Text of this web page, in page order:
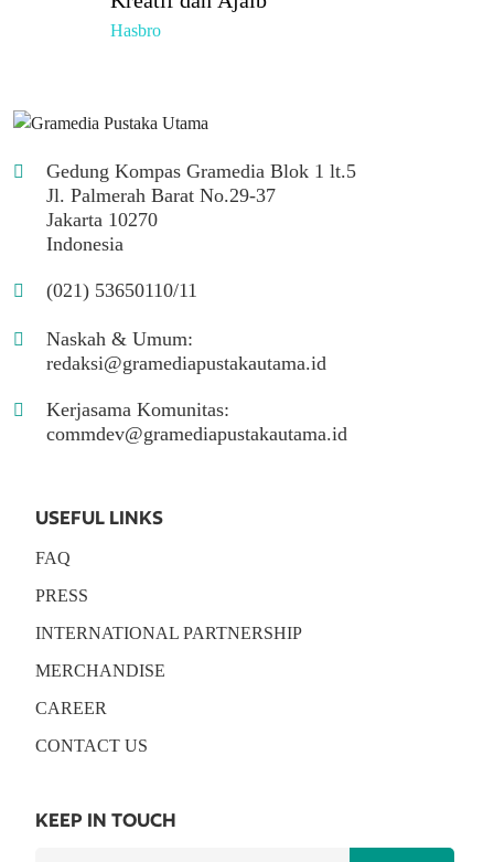
Hasbro
Gedung Kompas Gramedia Blok 1 lt.5
Jl. Palmerah Barat No.29-37
Jakarta 10270
Indonesia
(021) 53650110/11
Naskah & Umum:
redaksi@gramediapustakautama.id
Kerjasama Komunitas:
commdev@gramediapustakautama.id
USEFUL LINKS
FAQ
PRESS
INTERNATIONAL PARTNERSHIP
MERCHANDISE
CAREER
CONTACT US
KEEP IN TOUCH